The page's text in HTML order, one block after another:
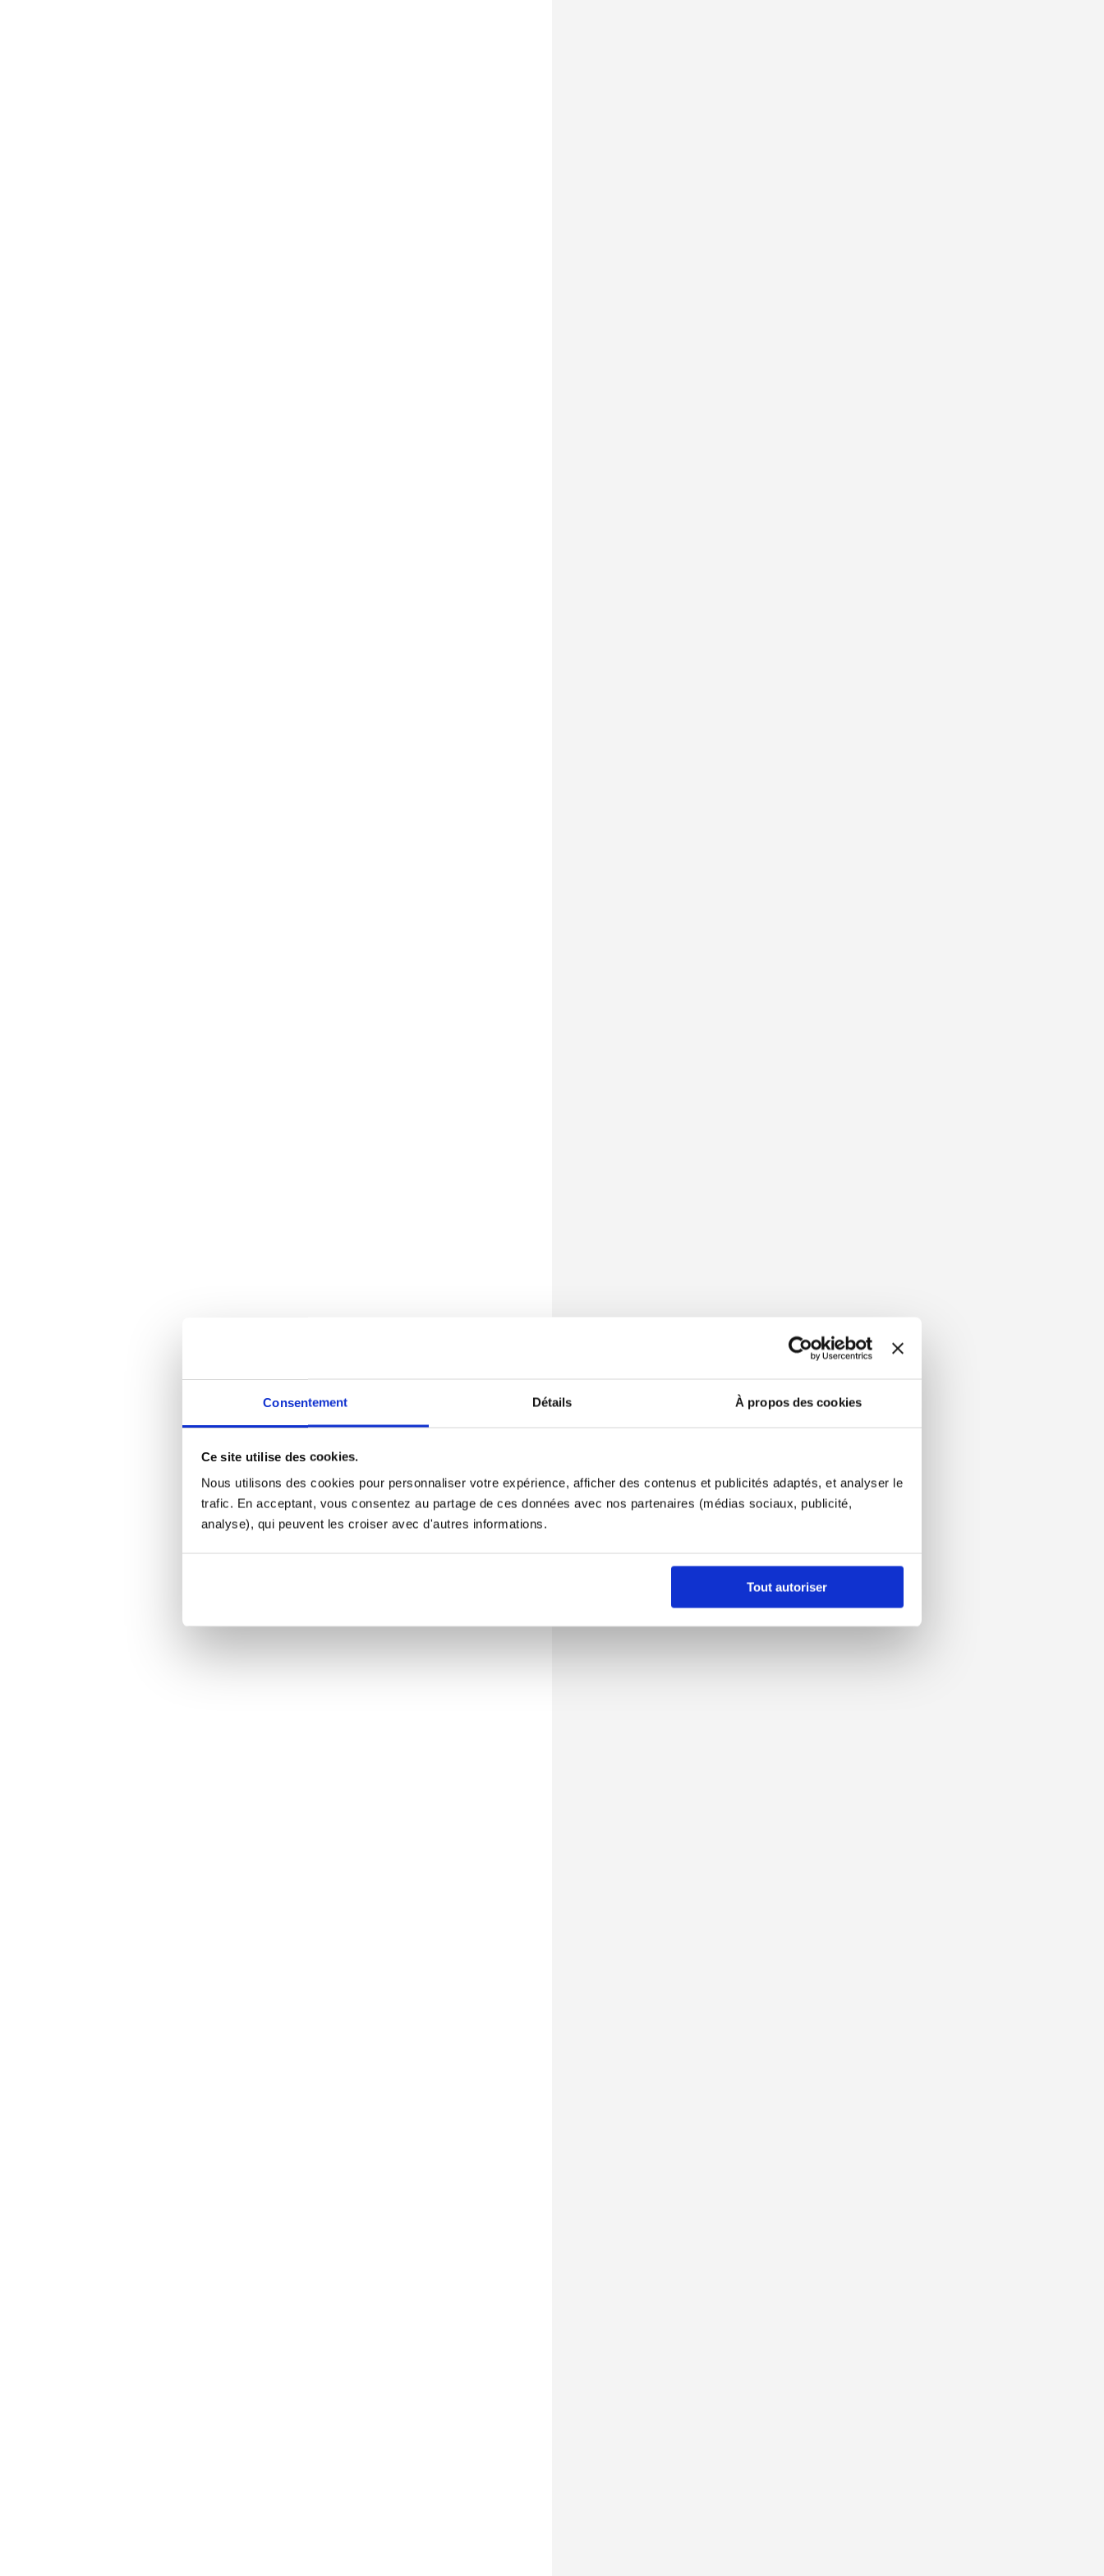
Consentement Détails À propos des cookies
Ce site utilise des cookies.
Nous utilisons des cookies pour personnaliser votre expérience, afficher des contenus et publicités adaptés, et analyser le
trafic. En acceptant, vous consentez au partage de ces données avec nos partenaires (médias sociaux, publicité,
analyse), qui peuvent les croiser avec d'autres informations.
Tout autoriser